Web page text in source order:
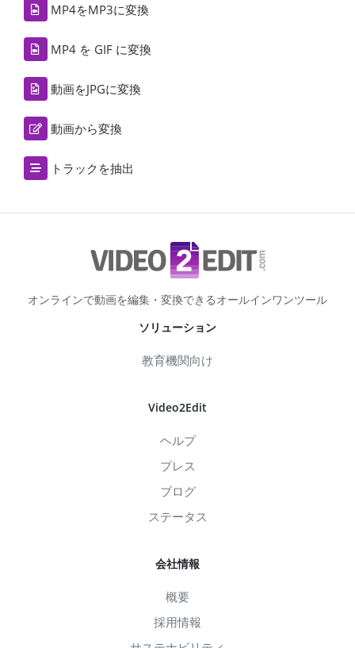
MP4をMP3に変換
MP4 を GIF に変換
動画をJPGに変換
動画から変換
トラックを抽出
オンラインで動画を編集・変換できるオールインワンツール
ソリューション
教育機関向け
Video2Edit
ヘルプ
プレス
ブログ
ステータス
会社情報
概要
採用情報